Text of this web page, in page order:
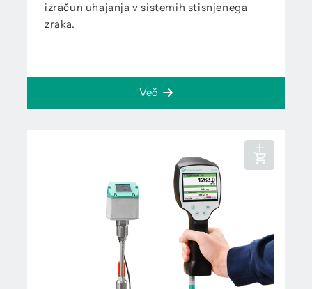
izračun uhajanja v sistemih stisnjenega
zraka.
Več